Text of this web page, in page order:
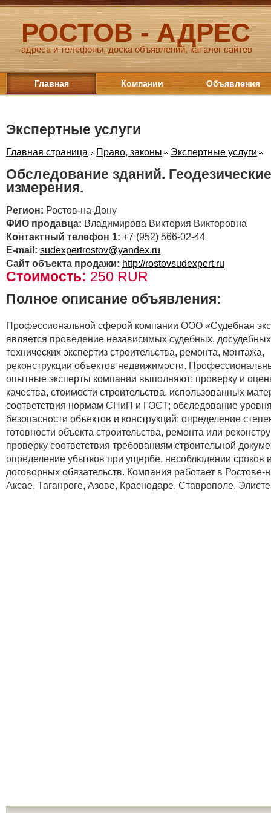
РОСТОВ - АДРЕС
адреса и телефоны, доска объявлений, каталог сайтов
Главная Компании Объявления
Экспертные услуги
Главная страница Право, законы Экспертные услуги
Обследование зданий. Геодезические
измерения.
Регион: Ростов-на-Дону
ФИО продавца: Владимирова Виктория Викторовна
Контактный телефон 1: +7 (952) 566-02-44
E-mail: sudexpertrostov@yandex.ru
Сайт объекта продажи: http://rostovsudexpert.ru
Стоимость: 250 RUR
Полное описание объявления:
Профессиональной сферой компании ООО «Судебная
является проведение независимых судебных,
технических экспертиз строительства, ремонта, монтажа,
реконструкции объектов недвижимости.
опытные эксперты компании выполняют: проверку и
качества, стоимости строительства, использованных
соответствия нормам СНиП и ГОСТ; обследование
безопасности объектов и конструкций; определение
готовности объекта строительства, ремонта или
проверку соответствия требованиям строительной
определение убытков при ущербе, несоблюдении сроков
договорных обязательств. Компания работает в Ростове-
Аксае, Таганроге, Азове, Краснодаре, Ставрополе,